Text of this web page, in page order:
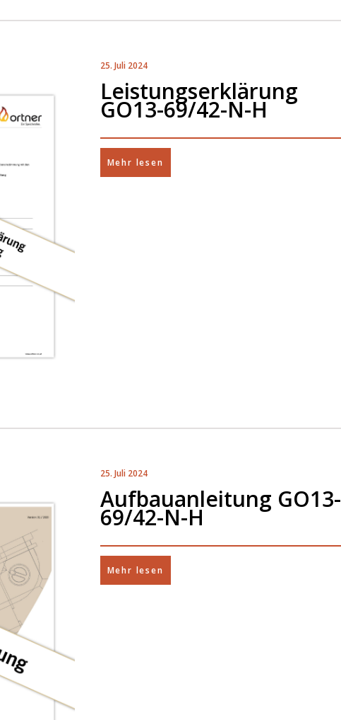
25. Juli 2024
Leistungserklärung
GO13-69/42-N-H
Mehr lesen
25. Juli 2024
Aufbauanleitung GO13-
69/42-N-H
Mehr lesen